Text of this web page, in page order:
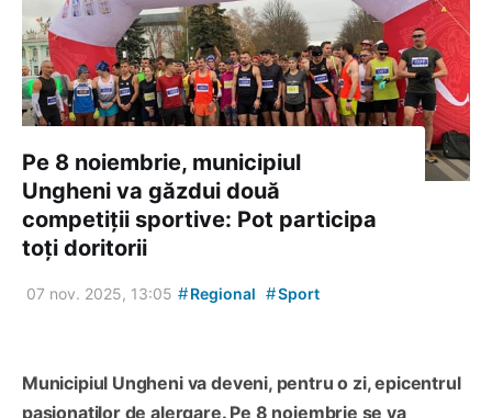
Pe 8 noiembrie, municipiul
Ungheni va găzdui două
competiții sportive: Pot participa
toți doritorii
07 nov. 2025, 13:05 #Regional #Sport
Municipiul Ungheni va deveni, pentru o zi, epicentrul
pasionaților de alergare. Pe 8 noiembrie se va